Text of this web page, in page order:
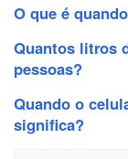
O que é
Quantos litros
pessoas?
Quando o
significa?